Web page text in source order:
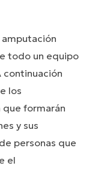
todo un equipo
continuación
los
formarán
y sus
personas que
el